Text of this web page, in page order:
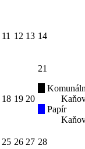
11 12 13 14
18 19 20
21
Papír
25 26 27 28